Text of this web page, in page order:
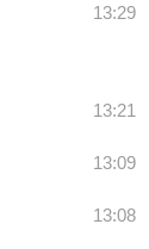
13:29
13:21
13:09
13:08